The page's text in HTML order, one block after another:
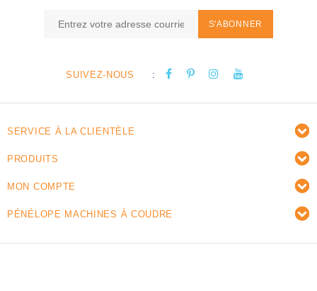
S'ABONNER
SUIVEZ-NOUS :
SERVICE À LA CLIENTÈLE
PRODUITS
MON COMPTE
PÉNÉLOPE MACHINES À COUDRE